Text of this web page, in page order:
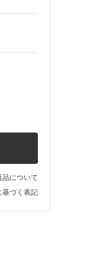
品について
基づく表記